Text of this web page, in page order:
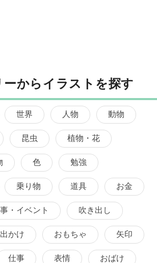
ーからイラストを探す
世界 人物 動物
昆虫 植物・花
色 勉強
乗り物 道具 お金
・イベント 吹き出し
かけ おもちゃ 矢印
仕事 表情 おばけ